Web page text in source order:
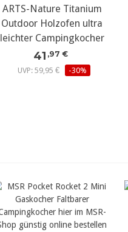
ARTS-Nature Titanium
Outdoor Holzofen ultra
leichter Campingkocher
41 ,97 €
UVP: 59,95 €
-30%